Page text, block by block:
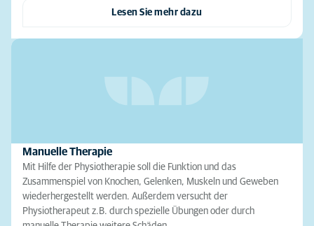
Lesen Sie mehr dazu
Manuelle Therapie
Mit Hilfe der Physiotherapie soll die Funktion und das
Zusammenspiel von Knochen, Gelenken, Muskeln und Geweben
wiederhergestellt werden. Außerdem versucht der
Physiotherapeut z.B. durch spezielle Übungen oder durch